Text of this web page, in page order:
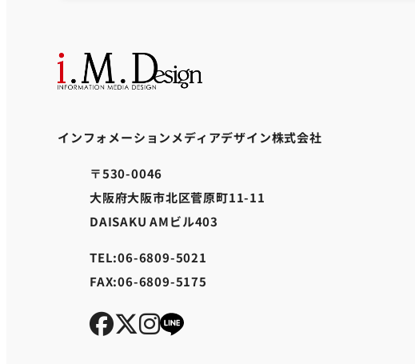
インフォメーションメディアデザイン株式会社
〒530-0046
大阪府大阪市北区菅原町11-11
DAISAKU AMビル403
TEL:06-6809-5021
FAX:06-6809-5175